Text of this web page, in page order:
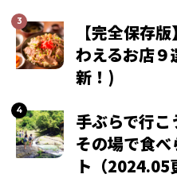
【完全保存
わえるお店
新！)
手ぶらで行
その場で食
ト（2024.05